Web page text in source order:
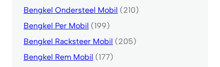
Bengkel Ondersteel Mobil (210)
Bengkel Per Mobil (199)
Bengkel Racksteer Mobil (205)
Bengkel Rem Mobil (177)